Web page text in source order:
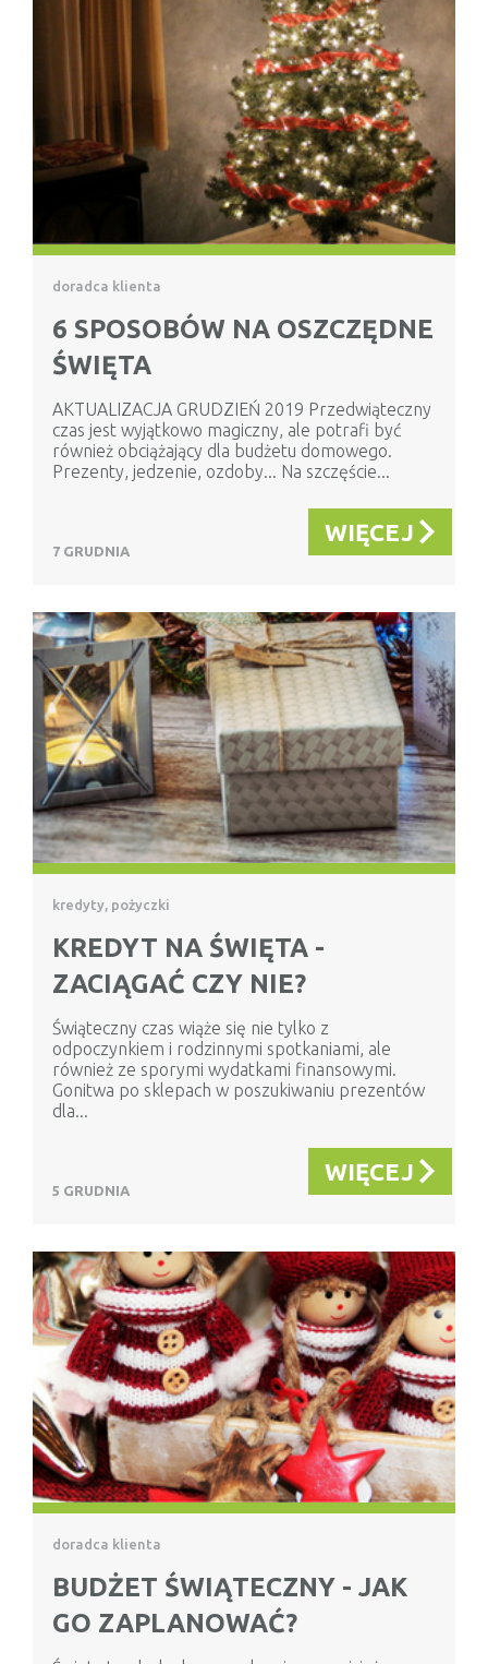
doradca klienta
6 SPOSOBÓW NA OSZCZĘDNE
ŚWIĘTA
AKTUALIZACJA GRUDZIEŃ 2019 Przedwiąteczny
czas jest wyjątkowo magiczny, ale potrafi być
również obciążający dla budżetu domowego.
Prezenty, jedzenie, ozdoby... Na szczęście...
7 GRUDNIA
WIĘCEJ
kredyty, pożyczki
KREDYT NA ŚWIĘTA -
ZACIĄGAĆ CZY NIE?
Świąteczny czas wiąże się nie tylko z
odpoczynkiem i rodzinnymi spotkaniami, ale
również ze sporymi wydatkami finansowymi.
Gonitwa po sklepach w poszukiwaniu prezentów
dla...
5 GRUDNIA
WIĘCEJ
doradca klienta
BUDŻET ŚWIĄTECZNY - JAK
GO ZAPLANOWAĆ?